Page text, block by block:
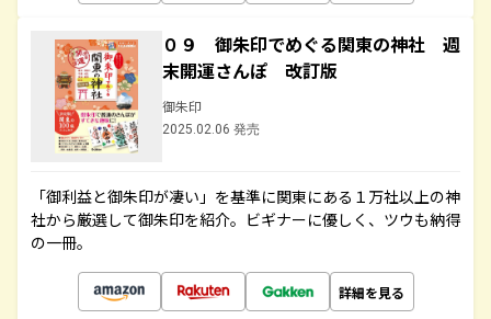
０９ 御朱印でめぐる関東の神社 週
末開運さんぽ 改訂版
御朱印
2025.02.06 発売
「御利益と御朱印が凄い」を基準に関東にある１万社以上の神
社から厳選して御朱印を紹介。ビギナーに優しく、ツウも納得
の一冊。
詳細を見る